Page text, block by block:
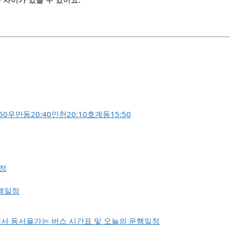
우만동20:40인천20:10호계동15:50
일정
동서울가는 버스 시간표 및 오늘의 운행일정